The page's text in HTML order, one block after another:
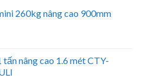
260kg nâng cao 900mm
tấn nâng cao 1.6 mét CTY-